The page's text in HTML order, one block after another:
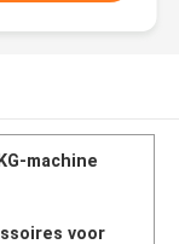
machine
voor